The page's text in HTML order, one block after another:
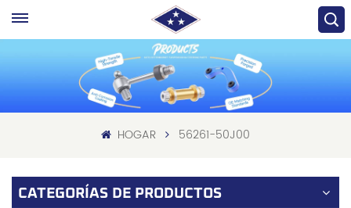
HOGAR 56261-50J00
CATEGORÍAS DE PRODUCTOS